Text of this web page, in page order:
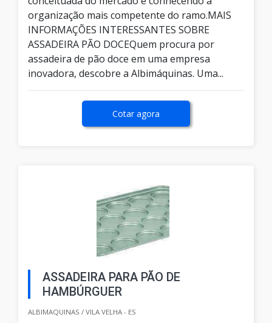
organização mais competente do ramo.MAIS
INFORMAÇÕES INTERESSANTES SOBRE
ASSADEIRA PÃO DOCEQuem procura por
assadeira de pão doce em uma empresa
inovadora, descobre a Albimáquinas. Uma...
Cotar agora
ASSADEIRA PARA PÃO DE
HAMBÚRGUER
ALBIMAQUINAS / VILA VELHA - ES